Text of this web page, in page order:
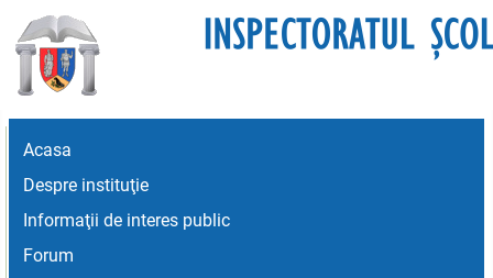
Acasa
Despre instituţie
Informaţii de interes public
Forum